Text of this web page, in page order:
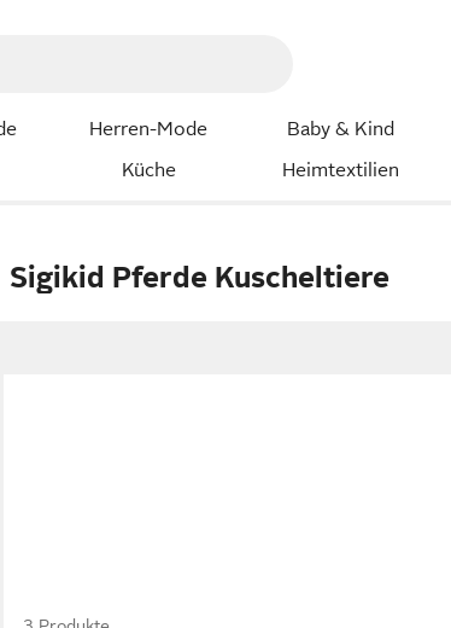
Herren-Mode Baby & Kind
Küche Heimtextilien
Sigikid Pferde Kuscheltiere